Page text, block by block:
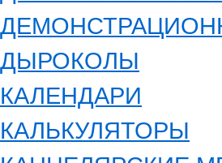
ДЫРОКОЛЫ
КАЛЕНДАРИ
КАЛЬКУЛЯТОРЫ